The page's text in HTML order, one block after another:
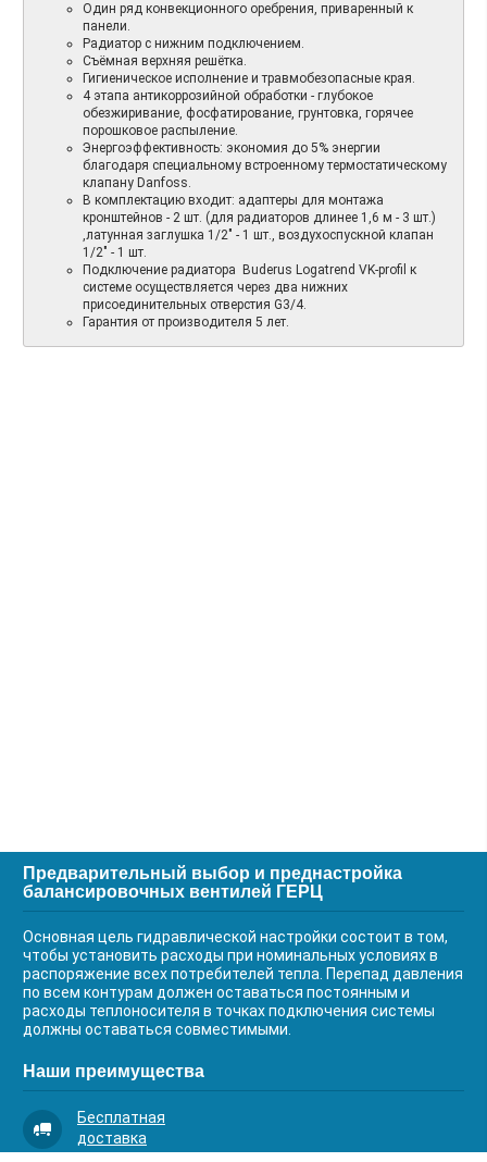
Один ряд конвекционного оребрения, приваренный к
панели.
Радиатор с нижним подключением.
Съёмная верхняя решётка.
Гигиеническое исполнение и травмобезопасные края.
4 этапа антикоррозийной обработки - глубокое
обезжиривание, фосфатирование, грунтовка, горячее
порошковое распыление.
Энергоэффективность: экономия до 5% энергии
благодаря специальному встроенному термостатическому
клапану Danfoss.
В комплектацию входит: адаптеры для монтажа
кронштейнов - 2 шт. (для радиаторов длинее 1,6 м - 3 шт.)
,латунная заглушка 1/2" - 1 шт., воздухоспускной клапан
1/2" - 1 шт.
Подключение радиатора Buderus Logatrend VK-profil к
системе осуществляется через два нижних
присоединительных отверстия G3/4.
Гарантия от производителя 5 лет.
Предварительный выбор и преднастройка
балансировочных вентилей ГЕРЦ
Основная цель гидравлической настройки состоит в том,
чтобы установить расходы при номинальных условиях в
распоряжение всех потребителей тепла. Перепад давления
по всем контурам должен оставаться постоянным и
расходы теплоносителя в точках подключения системы
должны оставаться совместимыми.
Наши преимущества
Бесплатная
доставка